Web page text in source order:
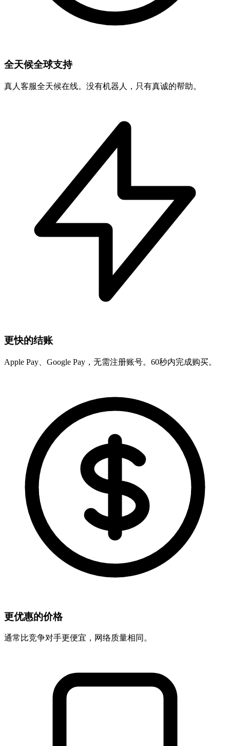
全天候全球支持
真人客服全天候在线。没有机器人，只有真诚的帮助。
更快的结账
Apple Pay、Google Pay，无需注册账号。60秒内完成购买。
更优惠的价格
通常比竞争对手更便宜，网络质量相同。